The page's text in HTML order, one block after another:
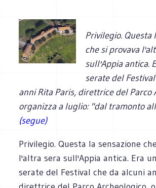
Privilegio. Questa
che si provava
sull'Appia antica.
serate del
anni Rita Paris, direttrice del Parco
organizza a luglio: "dal tramonto
(segue)
Privilegio. Questa la sensazione
l'altra sera sull'Appia antica. Era
serate del Festival che da alcuni